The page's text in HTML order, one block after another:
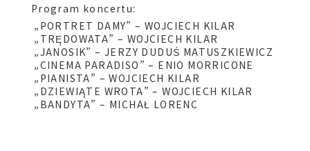
Program koncertu:
„PORTRET DAMY” – WOJCIECH KILAR
„TRĘDOWATA” – WOJCIECH KILAR
„JANOSIK” – JERZY DUDUŚ MATUSZKIEWICZ
„CINEMA PARADISO” – ENIO MORRICONE
„PIANISTA” – WOJCIECH KILAR
„DZIEWIĄTE WROTA” – WOJCIECH KILAR
„BANDYTA” – MICHAŁ LORENC